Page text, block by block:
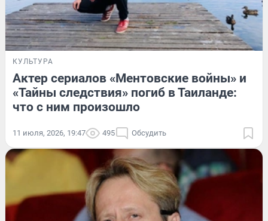
КУЛЬТУРА
Актер сериалов «Ментовские войны» и
«Тайны следствия» погиб в Таиланде:
что с ним произошло
11 июля, 2026, 19:47 495 Обсудить